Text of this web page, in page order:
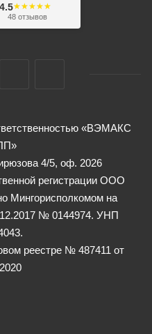
4.5★★★★★
★★★★★
48 отзывов
«ВЭМАКС
4/5, оф. 2026
регистрации ООО
на
№ 0144974. УНП
реестре № 487411 от